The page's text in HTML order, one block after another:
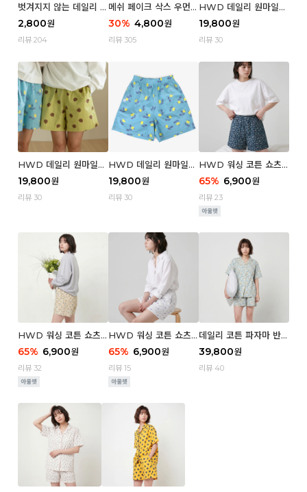
벗겨지지 않는 데일리 페
이크 삭스 (맨)
2,800원
리뷰 204
메쉬 페이크 삭스 우먼 3
P
30% 4,800원
리뷰 305
HWD 데일리 원마일
쇼츠 - 04 Aroma (우
먼)
19,800원
리뷰 30
HWD 데일리 원마일
쇼츠 - 03 Poodle (우
먼)
19,800원
리뷰 30
HWD 데일리 원마일
쇼츠 - 02 Chouchou
(우먼)
19,800원
리뷰 30
HWD 워싱 코튼 쇼츠
(우먼) - 03 Berry tre
e
65% 6,900원
리뷰 23
HWD 워싱 코튼 쇼츠
(우먼) - 02 Retro flo
wer
65% 6,900원
리뷰 32
HWD 워싱 코튼 쇼츠
(우먼) - 01 Blue whal
e
65% 6,900원
리뷰 15
데일리 코튼 파자마 반팔
세트 (우먼) - 03 Sum
mer lane
39,800원
리뷰 40